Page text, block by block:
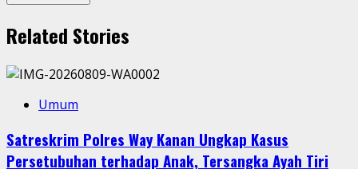
Related Stories
Umum
Satreskrim Polres Way Kanan Ungkap Kasus
Persetubuhan terhadap Anak, Tersangka Ayah Tiri